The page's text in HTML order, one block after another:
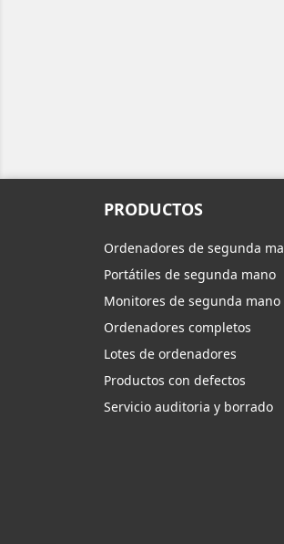
PRODUCTOS
Ordenadores de segunda
Portátiles de segunda mano
Monitores de segunda mano
Ordenadores completos
Lotes de ordenadores
Productos con defectos
Servicio auditoria y borrado